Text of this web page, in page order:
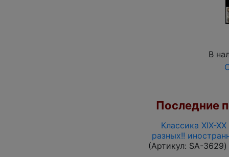
В
Последние
Классика XIX-
разных!!
(Артикул: SA-3629)